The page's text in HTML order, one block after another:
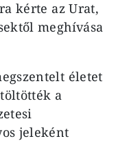
kérte az Urat,
meghívása
életet
a
jeleként